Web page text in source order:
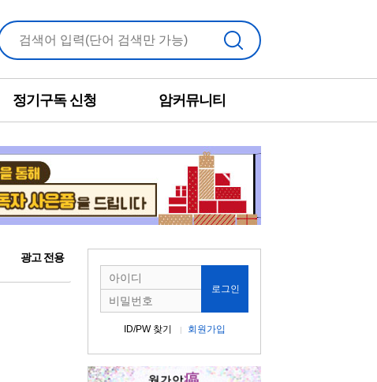
검색
정기구독 신청 암커뮤니티
광고 전용
로그인
ID/PW 찾기 회원가입